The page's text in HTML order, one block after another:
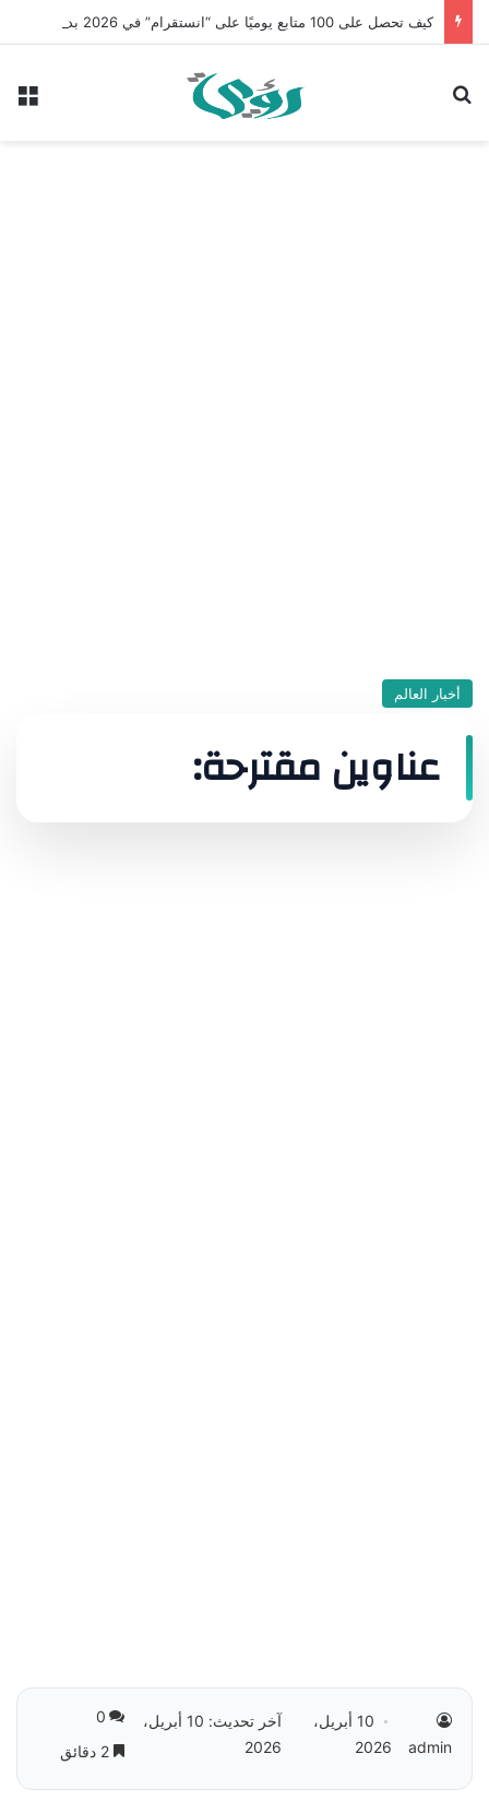
أخبار العالم
عناوين مقترحة:
admin
10 أبريل،
2026
آخر تحديث: 10 أبريل،
2026
0
2 دقائق